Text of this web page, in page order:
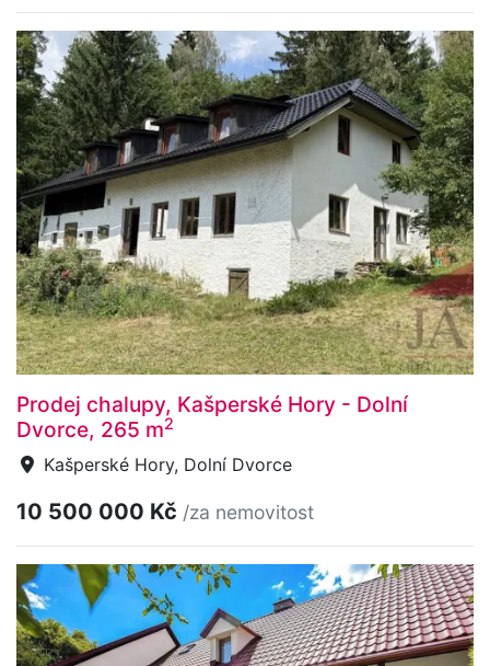
Prodej chalupy, Kašperské Hory - Dolní
Dvorce, 265 m2
Kašperské Hory, Dolní Dvorce
10 500 000 Kč /za nemovitost